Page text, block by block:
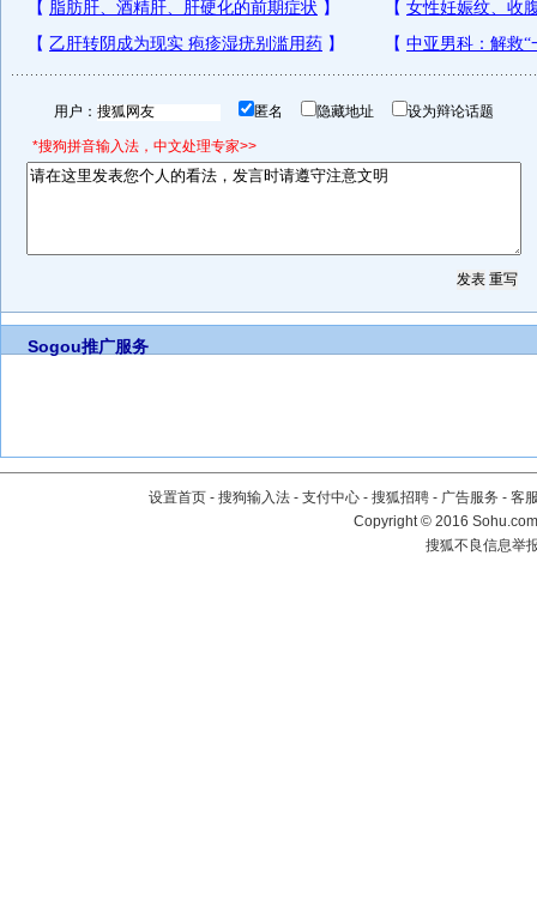
用户： 匿名 隐藏地址 设为辩论话题
*搜狗拼音输入法，中文处理专家>>
Sogou推广服务
设置首页 - 搜狗输入法 - 支付中心 - 搜狐招聘 - 广告服务 - 客
Copyright©2016
搜狐不良信息举